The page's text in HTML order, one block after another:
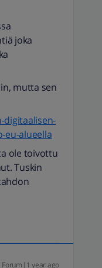
joka
mutta sen
eu-alueella
ole toivottu
Tuskin
year ago